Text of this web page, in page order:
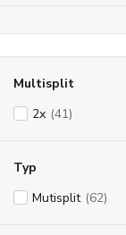
Multisplit
2x (41)
Typ
Mutisplit (62)